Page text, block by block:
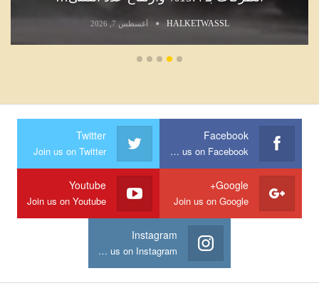
HALKETWASSL أغسطس 7, 2026
Facebook
Join us on Facebook
Twitter
Join us on Twitter
Google+
Join us on Google
Youtube
Join us on Youtube
Instagram
Join us on Instagram